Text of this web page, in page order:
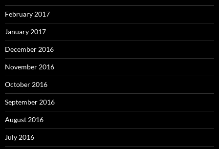
February 2017
January 2017
December 2016
November 2016
October 2016
September 2016
August 2016
July 2016